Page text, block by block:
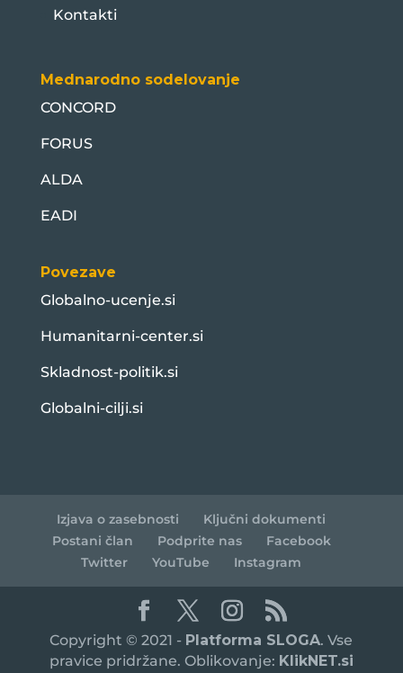
Kontakti
Mednarodno sodelovanje
CONCORD
FORUS
ALDA
EADI
Povezave
Globalno-ucenje.si
Humanitarni-center.si
Skladnost-politik.si
Globalni-cilji.si
Izjava o zasebnosti
Ključni dokumenti
Postani član
Podprite nas
Facebook
Twitter
YouTube Instagram
Copyright © 2021 - Platforma SLOGA. Vse
pravice pridržane. Oblikovanje: KlikNET.si